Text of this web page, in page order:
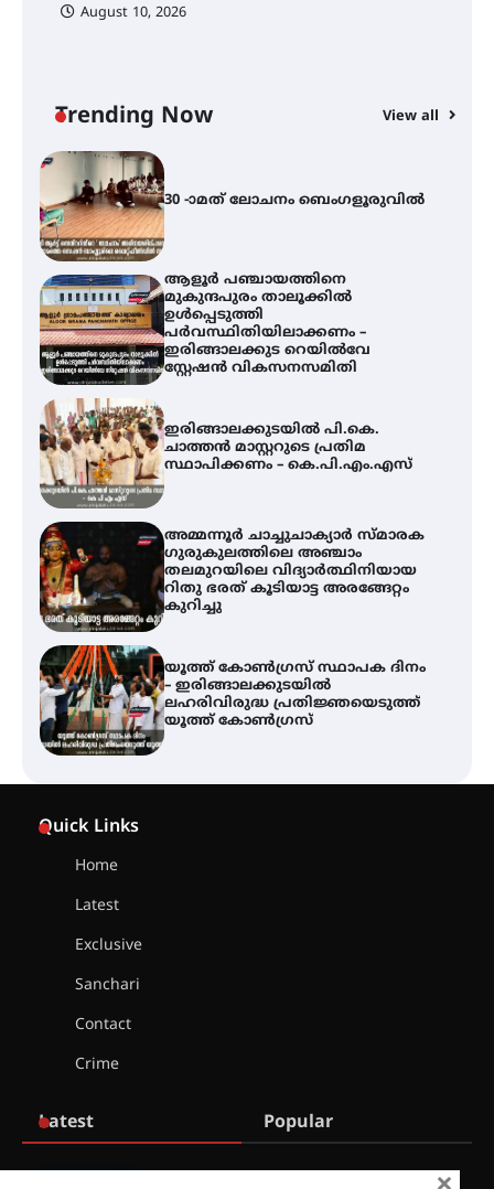
August 10, 2026
Trending Now View all
മുകുന്ദപുരം താലൂക്കിൽ
ഉൾപ്പെടുത്തി
പർവസ്ഥിതിയിലാക്കണം –
സ്റ്റേഷൻ വികസനസമിതി
ഇരിങ്ങാലക്കുടയിൽ പി.കെ.
ചാത്തൻ മാസ്റ്ററുടെ പ്രതിമ
സ്ഥാപിക്കണം – കെ.പി.എം.എസ്
അമ്മന്നൂർ ചാച്ചുചാക്യാർ സ്മാരക
ഗുരുകുലത്തിലെ അഞ്ചാം
തലമുറയിലെ വിദ്യാർത്ഥിനിയായ
റിതു ഭരത് കൂടിയാട്ട അരങ്ങേറ്റം
കുറിച്ചു
യൂത്ത് കോൺഗ്രസ്‌ സ്ഥാപക ദിനം
– ഇരിങ്ങാലക്കുടയിൽ
ലഹരിവിരുദ്ധ പ്രതിജ്ഞയെടുത്ത്
യൂത്ത് കോൺഗ്രസ്
സാന്ത്വന പരിചരണത്തിന്
കരുത്തായി പി.ആർ. ബാലൻ
മാസ്റ്റർ മെമ്മോറിയൽ ചാരിറ്റബിൾ
സൊസൈറ്റി; 13-ാം വാർഷിക
പൊതുയോഗം നടന്നു
ഗുരുകുലത്തിലെ അഞ്ചാം
Quick Links
Home
Latest
Exclusive
Sanchari
Contact
Crime
Latest Popular